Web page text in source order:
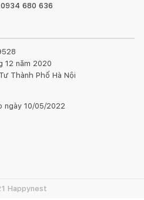
680 636
12 năm 2020
Thành Phố Hà Nội
ngày 10/05/2022
Happynest